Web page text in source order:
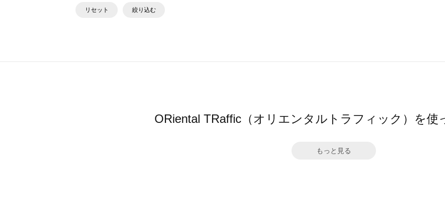
リセット 絞り込む
ORiental TRaffic（オリエンタルトラフィック）を使
もっと見る